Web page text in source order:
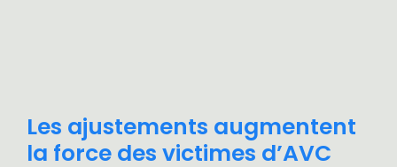
Les ajustements augmentent
la force des victimes d’AVC